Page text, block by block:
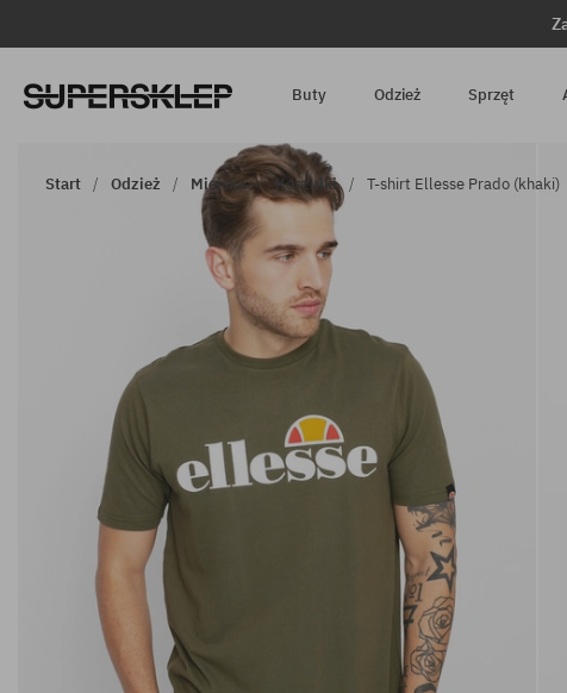
Buty Odzież Sprzęt
Start Odzież Miejska Koszulki T-shirt Ellesse Prado (khaki)